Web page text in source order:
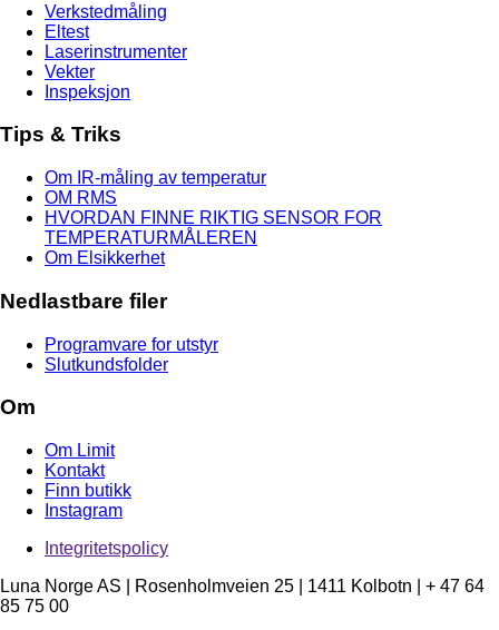
Verkstedmåling
Eltest
Laserinstrumenter
Vekter
Inspeksjon
Tips & Triks
Om IR-måling av temperatur
OM RMS
HVORDAN FINNE RIKTIG SENSOR FOR
TEMPERATURMÅLEREN
Om Elsikkerhet
Nedlastbare filer
Programvare for utstyr
Slutkundsfolder
Om
Om Limit
Kontakt
Finn butikk
Instagram
Integritetspolicy
Luna Norge AS | Rosenholmveien 25 | 1411 Kolbotn | + 47 64
85 75 00